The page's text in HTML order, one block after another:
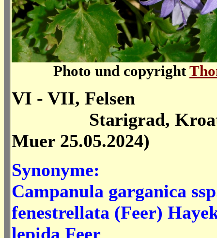
Photo und copyright
VI - VII, Felsen
Starigrad,
Muer 25.05.2024)
Synonyme:
Campanula garganica
fenestrellata (Feer)
lepida Feer